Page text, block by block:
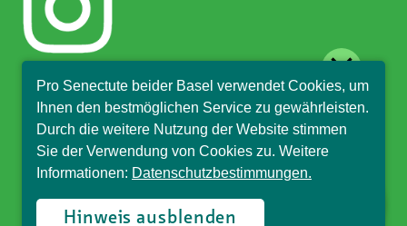
© Pro Senectute beider Basel, 2018
Pro Senectute beider Basel verwendet Cookies, um
Ihnen den bestmöglichen Service zu gewährleisten.
Durch die weitere Nutzung der Website stimmen
Sie der Verwendung von Cookies zu. Weitere
Informationen: Datenschutzbestimmungen.
Hinweis ausblenden
Hallo, ich bin Sophia und
beantworte gerne Ihre
Fragen.
close